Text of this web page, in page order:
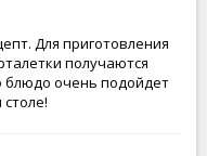
Для приготовления
получаются
блюдо очень подойдет